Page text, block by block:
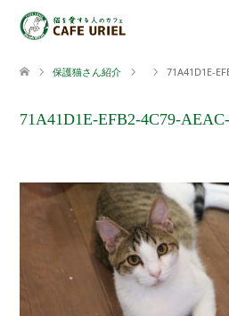
保護猫さん紹介 71A41D1E-
71A41D1E-EFB2-4C79-